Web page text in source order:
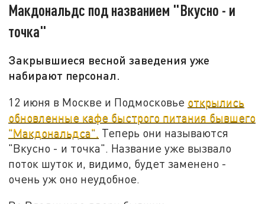
Макдональдс под названием "Вкусно - и
точка"
Закрывшиеся весной заведения уже
набирают персонал.
12 июня в Москве и Подмосковье открылись
обновленные кафе быстрого питания бывшего
"Макдональдса". Теперь они называются
"Вкусно - и точка". Название уже вызвало
поток шуток и, видимо, будет заменено -
очень уж оно неудобное.